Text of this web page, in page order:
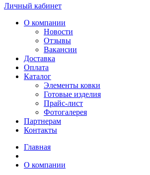
Личный кабинет
О компании
Новости
Отзывы
Вакансии
Доставка
Оплата
Каталог
Элементы ковки
Готовые изделия
Прайс-лист
Фотогалерея
Партнерам
Контакты
Главная
О компании